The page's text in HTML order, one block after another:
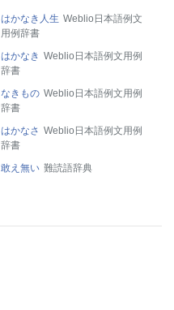
はかなき人生 Weblio日本語例文
用例辞書
はかなき Weblio日本語例文用例
辞書
なきもの Weblio日本語例文用例
辞書
はかなさ Weblio日本語例文用例
辞書
敢え無い 難読語辞典